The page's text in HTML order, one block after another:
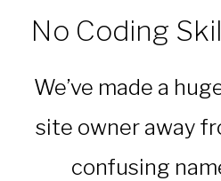
No Coding
We’ve made a
site owner away
confusing